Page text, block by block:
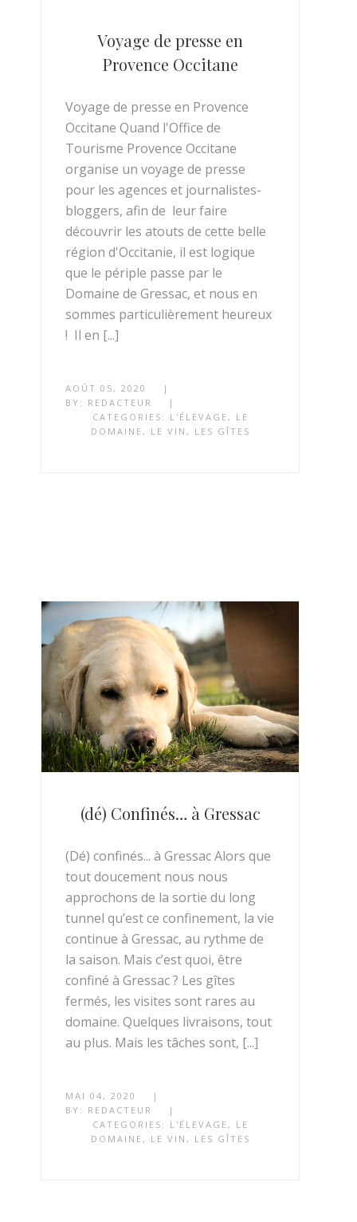
Voyage de presse en
Provence Occitane
Voyage de presse en Provence
Occitane Quand l'Office de
Tourisme Provence Occitane
organise un voyage de presse
pour les agences et journalistes-
bloggers, afin de leur faire
découvrir les atouts de cette belle
région d'Occitanie, il est logique
que le périple passe par le
Domaine de Gressac, et nous en
sommes particulièrement heureux
! Il en [...]
AOÛT 05, 2020
|
BY: REDACTEUR
|
CATEGORIES: L'ÉLEVAGE , LE
DOMAINE , LE VIN , LES GÎTES
(dé) Confinés… à Gressac
(Dé) confinés... à Gressac Alors que
tout doucement nous nous
approchons de la sortie du long
tunnel qu’est ce confinement, la vie
continue à Gressac, au rythme de
la saison. Mais c’est quoi, être
confiné à Gressac ? Les gîtes
fermés, les visites sont rares au
domaine. Quelques livraisons, tout
au plus. Mais les tâches sont, [...]
MAI 04, 2020
|
BY: REDACTEUR
|
CATEGORIES: L'ÉLEVAGE , LE
DOMAINE , LE VIN , LES GÎTES